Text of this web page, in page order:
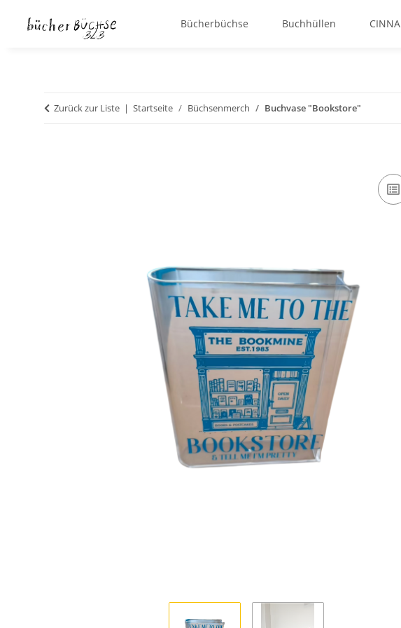
Bücherbüchse Buchhüllen CINNA
Zurück zur Liste Startseite Büchsenmerch Buchvase "Bookstore"